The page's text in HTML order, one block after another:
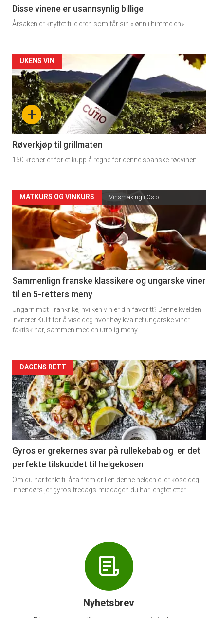
3
Disse vinene er usannsynlig billige
Årsaken er knyttet til eieren som får sin «lønn i himmelen».
Forsiden
akkurat
nå
-
4
+
UKENS VIN
Røverkjøp til grillmaten
150 kroner er for et kupp å regne for denne spanske rødvinen.
Forsiden
akkurat
nå
-
5
MATKURS OG VINKURS Vinsmaking i Oslo
Sammenlign franske klassikere og ungarske viner
til en 5-retters meny
Ungarn mot Frankrike, hvilken vin er din favoritt? Denne kvelden
inviterer Kullt for å vise deg hvor høy kvalitet ungarske viner
faktisk har, sammen med en utrolig meny.
Forsiden
akkurat
nå
-
6
DAGENS RETT
Gyros er grekernes svar på rullekebab og er det
perfekte tilskuddet til helgekosen
Om du har tenkt til å ta frem grillen denne helgen eller kose deg
innendørs ,er gyros fredags-middagen du har lengtet etter.
Nyhetsbrev